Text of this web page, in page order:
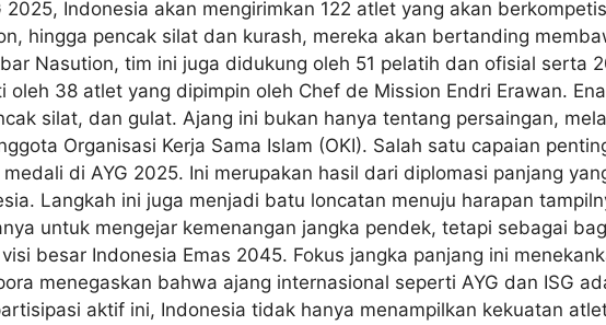
2025, Indonesia akan mengirimkan 122 atlet yang akan
hingga pencak silat dan kurash, mereka akan bertanding
Nasution, tim ini juga didukung oleh 51 pelatih dan ofisial serta
oleh 38 atlet yang dipimpin oleh Chef de Mission Endri Erawan.
silat, dan gulat. Ajang ini bukan hanya tentang persaingan,
Organisasi Kerja Sama Islam (OKI). Salah satu capaian
di AYG 2025. Ini merupakan hasil dari diplomasi panjang
Langkah ini juga menjadi batu loncatan menuju harapan
untuk mengejar kemenangan jangka pendek, tetapi sebagai
besar Indonesia Emas 2045. Fokus jangka panjang ini
menegaskan bahwa ajang internasional seperti AYG dan ISG
aktif ini, Indonesia tidak hanya menampilkan kekuatan